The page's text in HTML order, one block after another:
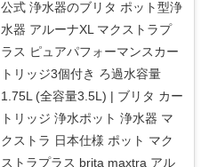
公式 浄水器のブリタ ポット型浄
水器 アルーナXL マクストラプ
ラス ピュアパフォーマンスカー
トリッジ3個付き ろ過水容量
1.75L (全容量3.5L) | ブリタ カー
トリッジ 浄水ポット 浄水器 マ
クストラ 日本仕様 ポット マク
ストラプラス brita maxtra アル